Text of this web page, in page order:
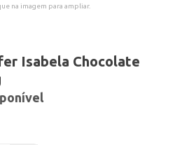
na imagem para ampliar.
Isabela Chocolate